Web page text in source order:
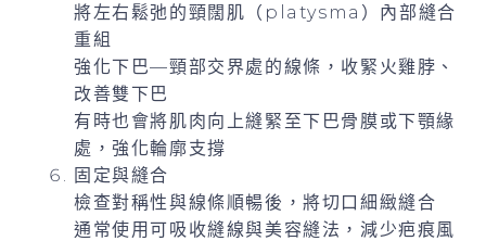
將左右鬆弛的頸闊肌（platysma）內部縫合
重組
強化下巴—頸部交界處的線條，收緊火雞脖、
改善雙下巴
有時也會將肌肉向上縫緊至下巴骨膜或下顎緣
處，強化輪廓支撐
固定與縫合
檢查對稱性與線條順暢後，將切口細緻縫合
通常使用可吸收縫線與美容縫法，減少疤痕風